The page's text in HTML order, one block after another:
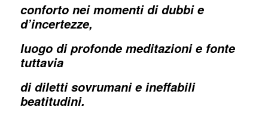
conforto nei momenti di dubbi e
d’incertezze,
luogo di profonde meditazioni e fonte
tuttavia
di diletti sovrumani e ineffabili
beatitudini.